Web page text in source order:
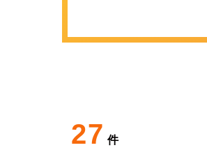
27 件